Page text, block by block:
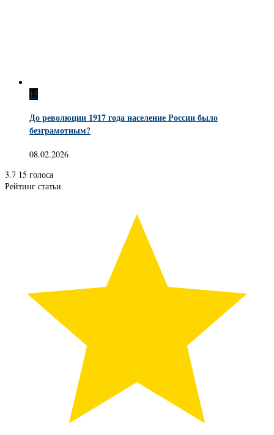
15
До революции 1917 года население России было
безграмотным?
08.02.2026
3.7 15 голоса
Рейтинг статьи